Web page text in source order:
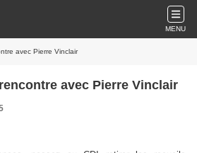
MENU
avec Pierre Vinclair
avec Pierre Vinclair